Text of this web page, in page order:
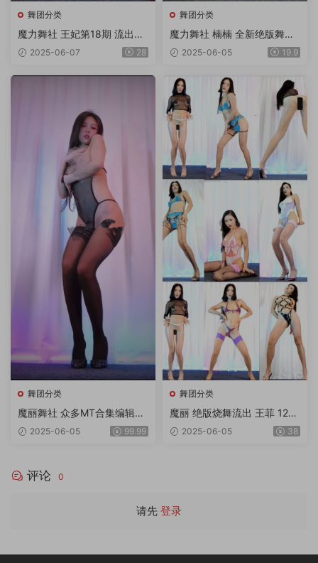
舞团分类
魔力舞社 王妃第18期 流出版
18V2025-06-07 28
舞团分类
魔力舞社 楠楠 全新绝版舞团
超清4K画质双角度专版 第11
2025-06-05 19.9
舞团分类
魔丽舞社 众多MT合集编辑版
2期 奶丝超大奶等等 一期顶五
2025-06-05 99.99
舞团分类
魔丽 绝版烧舞流出 王菲 12期
11V4K
2025-06-05 38
评论 0
请先 登录